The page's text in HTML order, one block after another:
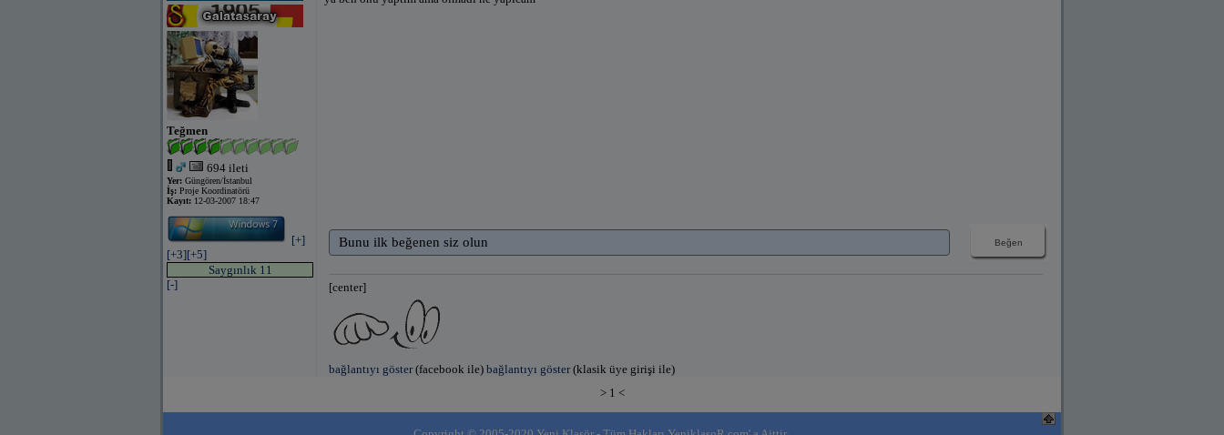
Teğmen
694 ileti
Yer: Güngören/İstanbul
İş: Proje Koordinatörü
Kayıt: 12-03-2007 18:47
[+]
[+3][+5]
Saygınlık 11
[-]
Bunu ilk beğenen siz olun
[center]
bağlantıyı göster(facebook ile) bağlantıyı göster(klasik üye girişi ile)
> 1 <